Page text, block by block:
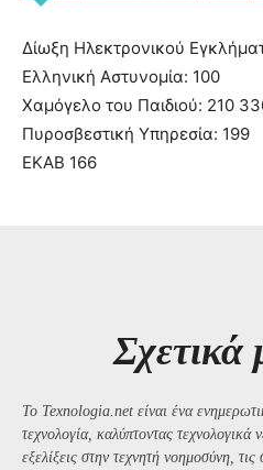
Δίωξη Ηλεκτρονικού
Ελληνική Αστυνομία: 100
Χαμόγελο του Παιδιού: 210
Πυροσβεστική Υπηρεσία: 199
ΕΚΑΒ 166
Σχετικά
Το Texnologia.net είναι ένα
τεχνολογία, καλύπτοντας τεχνολογικά
εξελίξεις στην τεχνητή νοημοσύνη,